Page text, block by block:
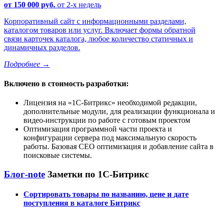
от 150 000 руб. от 2-х недель
Корпоративный сайт с информационными разделами,
каталогом товаров или услуг. Включает формы обратной
связи карточек каталога, любое количество статичных и
динамичных разделов.
Подробнее →
Включено в стоимость разработки:
Лицензия на 1С-Битрикс
необходимой редакции,
дополнительные модули, для реализации функционала и
видео-инструкции по работе с готовым проектом
Оптимизация программной части проекта и
конфигурации сервера под максимальную скорость
работы. Базовая СЕО оптимизация и добавление сайта в
поисковые системы.
Блог-note Заметки по 1С-Битрикс
Сортировать товары по названию, цене и дате
поступления в каталоге Битрикс